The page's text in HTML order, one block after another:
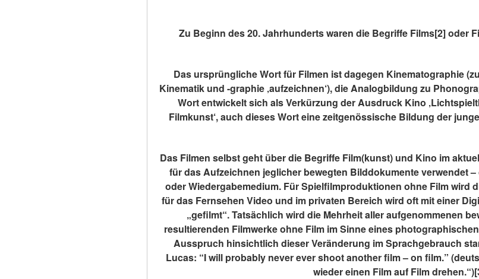
Zu Beginn des 20. Jahrhunderts waren die Begriffe Films[2] oder
Das ursprüngliche Wort für Filmen ist dagegen Kinematographie
Kinematik und -graphie ‚aufzeichnen‘), die Analogbildung zu
Wort entwickelt sich als Verkürzung der Ausdruck Kino
Filmkunst‘, auch dieses Wort eine zeitgenössische Bildung der
Das Filmen selbst geht über die Begriffe Film(kunst) und Kino im
für das Aufzeichnen jeglicher bewegten Bilddokumente verwendet
oder Wiedergabemedium. Für Spielfilmproduktionen ohne Film wird
für das Fernsehen Video und im privaten Bereich wird oft mit einer
„gefilmt“. Tatsächlich wird die Mehrheit aller aufgenommenen
resultierenden Filmwerke ohne Film im Sinne eines
Ausspruch hinsichtlich dieser Veränderung im Sprachgebrauch
Lucas: “I will probably never ever shoot another film – on film.”
wieder einen Film auf Film